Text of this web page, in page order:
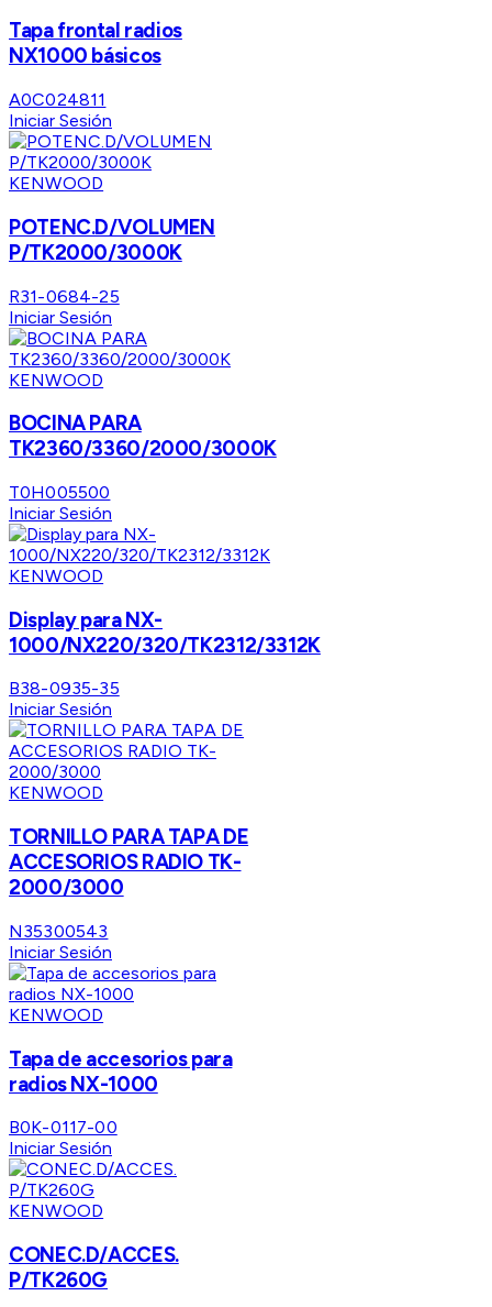
Tapa frontal radios
NX1000 básicos
A0C024811
Iniciar Sesión
KENWOOD
POTENC.D/VOLUMEN
P/TK2000/3000K
R31-0684-25
Iniciar Sesión
KENWOOD
BOCINA PARA
TK2360/3360/2000/3000K
T0H005500
Iniciar Sesión
KENWOOD
Display para NX-
1000/NX220/320/TK2312/3312K
B38-0935-35
Iniciar Sesión
KENWOOD
TORNILLO PARA TAPA DE
ACCESORIOS RADIO TK-
2000/3000
N35300543
Iniciar Sesión
KENWOOD
Tapa de accesorios para
radios NX-1000
B0K-0117-00
Iniciar Sesión
KENWOOD
CONEC.D/ACCES.
P/TK260G